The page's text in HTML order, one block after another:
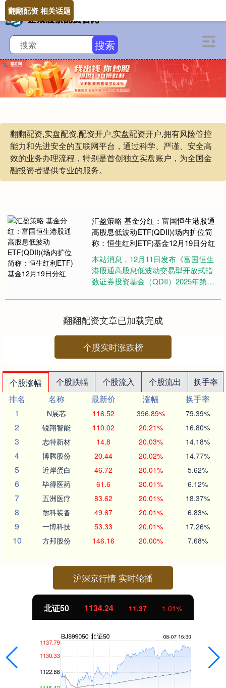
搜索
翻翻配资,实盘配资,配资开户,实盘配资开户,拥有风险管控
能力和先进安全的互联网平台，通过科学、严谨、安全高
效的业务办理流程，特别是首创独立实盘账户，为全国金
融投资者提供专业的服务。
翻翻配资 相关话题
汇盈策略 基金分红：富国恒生港股通
高股息低波动ETF(QDII)(场内扩位简
称：恒生红利ETF)基金12月19日分红
本站消息，12月11日发布《富国恒生
港股通高股息低波动交易型开放式指
数证券投资基金（QDII）2025年第六
年度的第六次分红....
翻翻配资文章已加载完成
个股实时涨跌榜
个股涨幅 个股跌幅 个股流入 个股流出
换手率
排名
名称 最新价 涨幅
换手率
1
N展芯 116.52 396.89% 79.39%
2 锐翔智能 110.02 20.21% 16.80%
3 志特新材 14.8 20.03% 14.18%
4 博腾股份 20.44 20.02% 14.77%
5 近岸蛋白 46.72 20.01% 5.62%
6 毕得医药 61.6 20.01% 6.12%
7 五洲医疗 83.62 20.01% 18.37%
8 耐科装备 49.67 20.01% 6.83%
9 一博科技 53.33 20.01% 17.26%
10 方邦股份 146.16 20.00% 7.68%
沪深京行情 实时轮播
北证50 1134.24 11.37 1.01%